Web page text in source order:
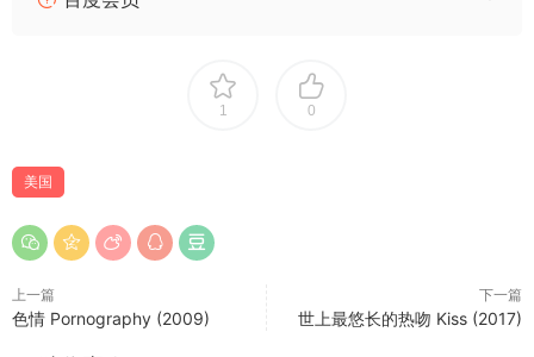
1 0
美国
上一篇
色情 Pornography (2009)
下一篇
世上最悠长的热吻 Kiss (2017)